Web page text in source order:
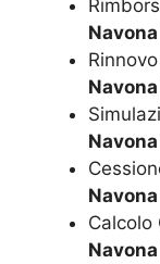
Calcolo